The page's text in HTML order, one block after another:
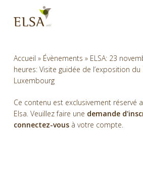
main
Accueil » Évènements » ELSA: 23
heures: Visite guidée de l’exposition
Luxembourg
Ce contenu est exclusivement réservé
Elsa. Veuillez faire une demande
connectez-vous à votre compte.